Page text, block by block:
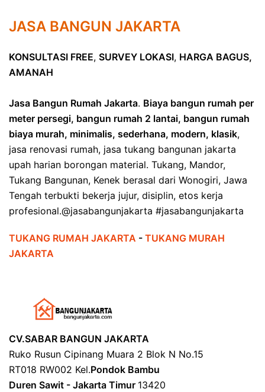
JASA BANGUN JAKARTA
KONSULTASI FREE, SURVEY LOKASI, HARGA BAGUS,
AMANAH
Jasa Bangun Rumah Jakarta. Biaya bangun rumah per
meter persegi, bangun rumah 2 lantai, bangun rumah
biaya murah, minimalis, sederhana, modern, klasik,
jasa renovasi rumah, jasa tukang bangunan jakarta
upah harian borongan material. Tukang, Mandor,
Tukang Bangunan, Kenek berasal dari Wonogiri, Jawa
Tengah terbukti bekerja jujur, disiplin, etos kerja
profesional.@jasabangunjakarta #jasabangunjakarta
TUKANG RUMAH JAKARTA - TUKANG MURAH
JAKARTA
CV.SABAR BANGUN JAKARTA
Ruko Rusun Cipinang Muara 2 Blok N No.15
RT018 RW002 Kel.Pondok Bambu
Duren Sawit - Jakarta Timur 13420